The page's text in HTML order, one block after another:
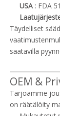
USA : FDA
Täydelliset
saatavilla
OEM &
Tarjoamme
on räätälöity